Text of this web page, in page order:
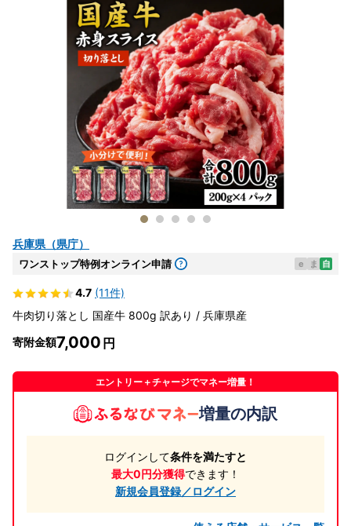
兵庫県（県庁）
ワンストップ特例オンライン申請 e ま 自
4.7 (11件)
牛肉切り落とし 国産牛 800g 訳あり / 兵庫県産
寄附金額7,000
エントリー＋チャージでマネー増量！
増量の内訳
ログインして条件を満たすと
最大0円分獲得できます！
新規会員登録／ログイン